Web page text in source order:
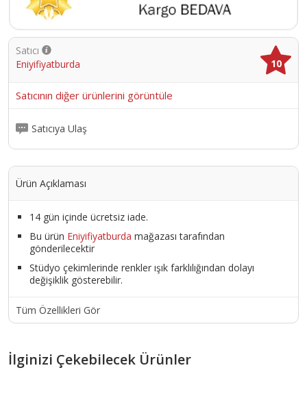
Satıcı
Eniyifiyatburda
10
Satıcının diğer ürünlerini görüntüle
Satıcıya Ulaş
Ürün Açıklaması
14 gün içinde ücretsiz iade.
Bu ürün Eniyifiyatburda mağazası tarafından
gönderilecektir
Stüdyo çekimlerinde renkler ışık farklılığından dolayı
değişiklik gösterebilir.
Tüm Özellikleri Gör
İlginizi Çekebilecek Ürünler